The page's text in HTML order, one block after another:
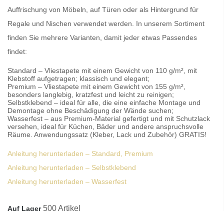
Auffrischung von Möbeln, auf Türen oder als Hintergrund für
Regale und Nischen verwendet werden. In unserem Sortiment
finden Sie mehrere Varianten, damit jeder etwas Passendes
findet:
Standard – Vliestapete mit einem Gewicht von 110 g/m², mit
Klebstoff aufgetragen; klassisch und elegant;
Premium – Vliestapete mit einem Gewicht von 155 g/m²,
besonders langlebig, kratzfest und leicht zu reinigen;
Selbstklebend – ideal für alle, die eine einfache Montage und
Demontage ohne Beschädigung der Wände suchen;
Wasserfest – aus Premium-Material gefertigt und mit Schutzlack
versehen, ideal für Küchen, Bäder und andere anspruchsvolle
Räume. Anwendungssatz (Kleber, Lack und Zubehör) GRATIS!
Anleitung herunterladen – Standard, Premium
Anleitung herunterladen – Selbstklebend
Anleitung herunterladen – Wasserfest
Auf Lager 500 Artikel